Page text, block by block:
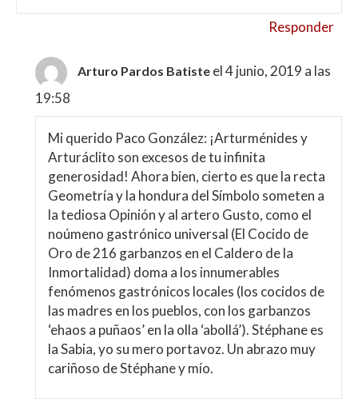
Responder
Arturo Pardos Batiste el 4 junio, 2019 a las
19:58
Mi querido Paco González: ¡Arturménides y
Arturáclito son excesos de tu infinita
generosidad! Ahora bien, cierto es que la recta
Geometría y la hondura del Símbolo someten a
la tediosa Opinión y al artero Gusto, como el
noúmeno gastrónico universal (El Cocido de
Oro de 216 garbanzos en el Caldero de la
Inmortalidad) doma a los innumerables
fenómenos gastrónicos locales (los cocidos de
las madres en los pueblos, con los garbanzos
‘ehaos a puñaos’ en la olla ‘abollá’). Stéphane es
la Sabia, yo su mero portavoz. Un abrazo muy
cariñoso de Stéphane y mío.